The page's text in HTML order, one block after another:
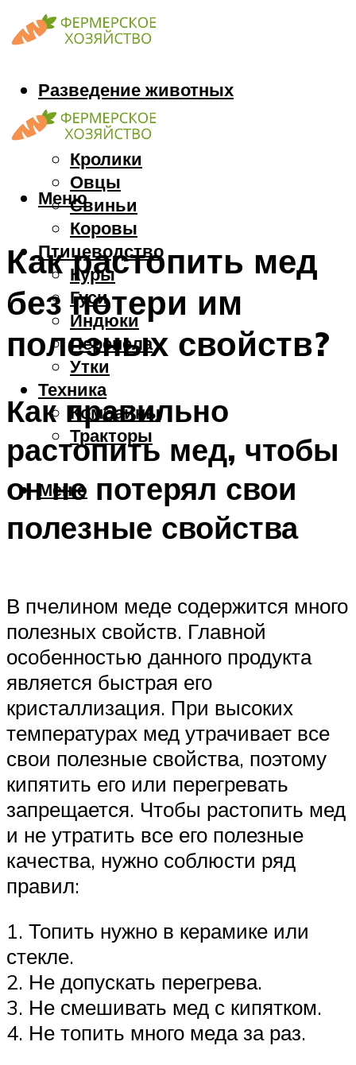
Разведение животных
Козы
Кони
Кролики
Овцы
Свиньи
Коровы
Птицеводство
Куры
Гуси
Индюки
Перепела
Утки
Техника
Комбайны
Тракторы
Меню
Меню
Как растопить мед
без потери им
полезных свойств?
Как правильно
растопить мед, чтобы
он не потерял свои
полезные свойства
В пчелином меде содержится много
полезных свойств. Главной
особенностью данного продукта
является быстрая его
кристаллизация. При высоких
температурах мед утрачивает все
свои полезные свойства, поэтому
кипятить его или перегревать
запрещается. Чтобы растопить мед
и не утратить все его полезные
качества, нужно соблюсти ряд
правил:
1. Топить нужно в керамике или
стекле.
2. Не допускать перегрева.
3. Не смешивать мед с кипятком.
4. Не топить много меда за раз.